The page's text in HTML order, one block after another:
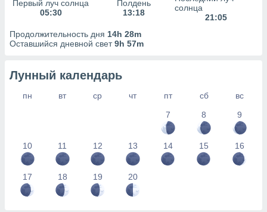
Первый луч солнца
05:30
Полдень
13:18
солнца
21:05
Продолжительность дня 14h 28m
Оставшийся дневной свет9h 57m
Лунный календарь
пн вт ср чт пт сб
вс
7
8 9
10 11 12 13 14 15 16
17 18 19 20